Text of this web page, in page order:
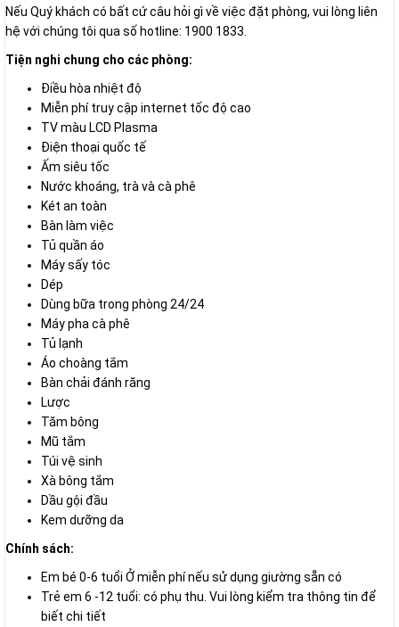
Nếu Quý khách có bất cứ câu hỏi gì về việc đặt phòng, vui lòng liên
hệ với chúng tôi qua số hotline: 1900 1833.
Tiện nghi chung cho các phòng:
Điều hòa nhiệt độ
Miễn phí truy cập internet tốc độ cao
TV màu LCD Plasma
Điện thoại quốc tế
Ấm siêu tốc
Nước khoáng, trà và cà phê
Két an toàn
Bàn làm việc
Tủ quần áo
Máy sấy tóc
Dép
Dùng bữa trong phòng 24/24
Máy pha cà phê
Tủ lạnh
Áo choàng tắm
Bàn chải đánh răng
Lược
Tăm bông
Mũ tắm
Túi vệ sinh
Xà bông tắm
Dầu gội đầu
Kem dưỡng da
Chính sách:
Em bé 0-6 tuổi Ở miễn phí nếu sử dụng giường sẵn có
Trẻ em 6 -12 tuổi: có phụ thu. Vui lòng kiểm tra thông tin để
biết chi tiết